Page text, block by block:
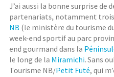
J’ai aussi la bonne surprise de
partenariats, notamment
NB (le ministère du tourisme
week-end sportif au parc
end gourmand dans la
le long de la Miramichi. Sans
Tourisme NB/Petit Futé, qui